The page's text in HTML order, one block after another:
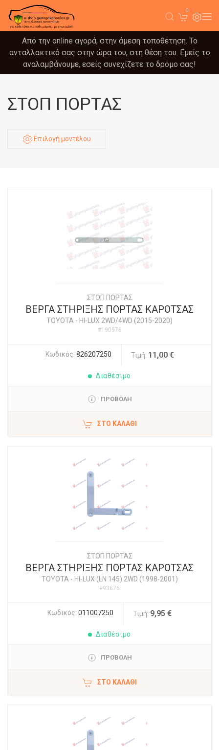
0
Από την online αγορά, στην άμεση τοποθέτηση. Το
ανταλλακτικό σας στην ώρα του, στη θέση του. Εμείς το
αναλαμβάνουμε, εσείς συνεχίζετε το δρόμο σας!
ΣΤΟΠ ΠΟΡΤΑΣ
Επιλογή μοντέλου
ΣΤΟΠ ΠΟΡΤΑΣ
ΒΕΡΓΑ ΣΤΗΡΙΞΗΣ ΠΟΡΤΑΣ ΚΑΡΟΤΣΑΣ
TOYOTA - HI-LUX 2WD/4WD (2015-2020)
#190976
Κωδικός: 826207250 Τιμή: 11,00 €
Διαθέσιμο
ΠΡΟΒΟΛΗ
ΣΤΟ ΚΑΛΆΘΙ
ΣΤΟΠ ΠΟΡΤΑΣ
ΒΕΡΓΑ ΣΤΗΡΙΞΗΣ ΠΟΡΤΑΣ ΚΑΡΟΤΣΑΣ
TOYOTA - HI-LUX (LN 145) 2WD (1998-2001)
#93676
Κωδικός: 011007250 Τιμή: 9,95 €
Διαθέσιμο
ΠΡΟΒΟΛΗ
ΣΤΟ ΚΑΛΆΘΙ